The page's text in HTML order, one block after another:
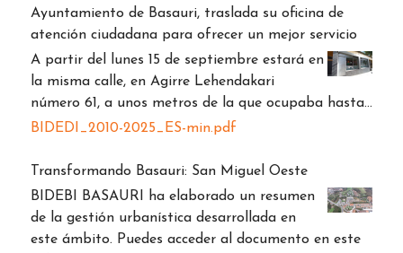
Ayuntamiento de Basauri, traslada su oficina de
atención ciudadana para ofrecer un mejor servicio
A partir del lunes 15 de septiembre estará en
la misma calle, en Agirre Lehendakari
número 61, a unos metros de la que ocupaba hasta…
BIDEDI_2010-2025_ES-min.pdf
Transformando Basauri: San Miguel Oeste
BIDEBI BASAURI ha elaborado un resumen
de la gestión urbanística desarrollada en
este ámbito. Puedes acceder al documento en este